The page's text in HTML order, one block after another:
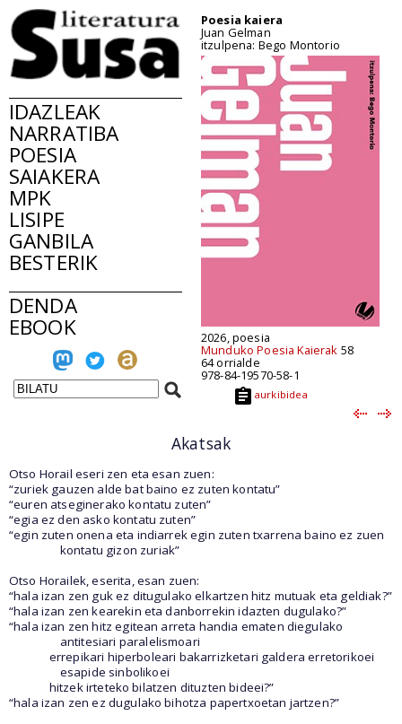
IDAZLEAK
NARRATIBA
POESIA
SAIAKERA
MPK
LISIPE
GANBILA
BESTERIK
DENDA
EBOOK
Poesia kaiera
Juan Gelman
itzulpena: Bego Montorio
2026, poesia
Munduko Poesia Kaierak 58
64 orrialde
978-84-19570-58-1
aurkibidea
Akatsak
Otso Horail eseri zen eta esan zuen:
“zuriek gauzen alde bat baino ez zuten kontatu”
“euren atseginerako kontatu zuten”
“egia ez den asko kontatu zuten”
“egin zuten onena eta indiarrek egin zuten txarrena baino ez zuen
kontatu gizon zuriak”
Otso Horailek, eserita, esan zuen:
“hala izan zen guk ez ditugulako elkartzen hitz mutuak eta geldiak?”
“hala izan zen kearekin eta danborrekin idazten dugulako?”
“hala izan zen hitz egitean arreta handia ematen diegulako
antitesiari paralelismoari
errepikari hiperboleari bakarrizketari galdera erretorikoei
esapide sinbolikoei
hitzek irteteko bilatzen dituzten bideei?”
“hala izan zen ez dugulako bihotza papertxoetan jartzen?”